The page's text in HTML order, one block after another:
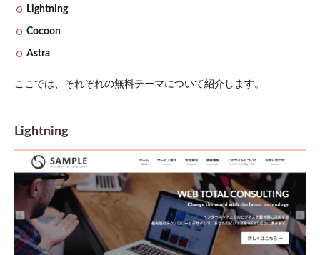
Lightning
Cocoon
Astra
ここでは、それぞれの無料テーマについて紹介します。
Lightning